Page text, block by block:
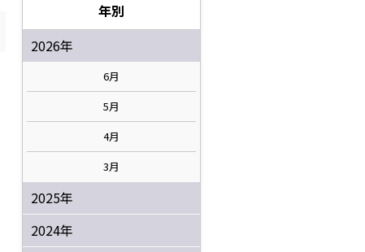
年別
2026年
6月
5月
4月
3月
2025年
2024年